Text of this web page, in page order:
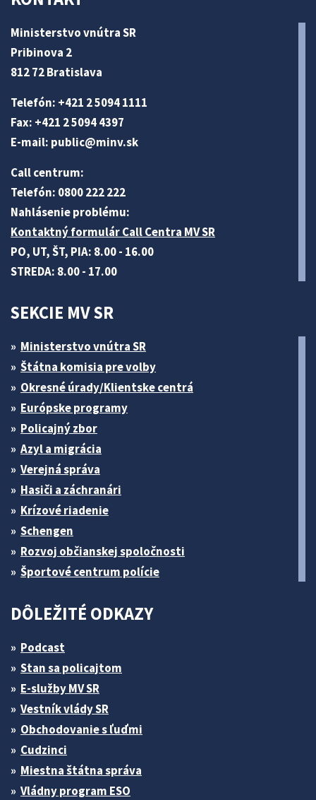
Ministerstvo vnútra SR
Pribinova 2
812 72 Bratislava
Telefón: +421 2 5094 1111
Fax: +421 2 5094 4397
E-mail: public@minv.sk
Call centrum:
Telefón: 0800 222 222
Nahlásenie problému:
Kontaktný formulár Call Centra MV SR
PO, UT, ŠT, PIA: 8.00 - 16.00
STREDA: 8.00 - 17.00
SEKCIE MV SR
Ministerstvo vnútra SR
Štátna komisia pre volby
Okresné úrady/Klientske centrá
Európske programy
Policajný zbor
Azyl a migrácia
Verejná správa
Hasiči a záchranári
Krízové riadenie
Schengen
Rozvoj občianskej spoločnosti
Športové centrum polície
DÔLEŽITÉ ODKAZY
Podcast
Stan sa policajtom
E-služby MV SR
Vestník vlády SR
Obchodovanie s ľuďmi
Cudzinci
Miestna štátna správa
Vládny program ESO